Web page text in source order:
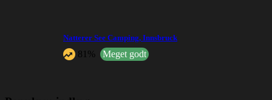
Natterer See Camping, Innsbruck
81% Meget godt